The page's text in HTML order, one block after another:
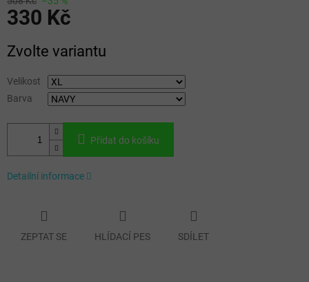
330 Kč
cena:
Zvolte variantu
Velikost
Barva
Přidat do košíku
Detailní informace
ZEPTAT SE HLÍDACÍ PES SDÍLET